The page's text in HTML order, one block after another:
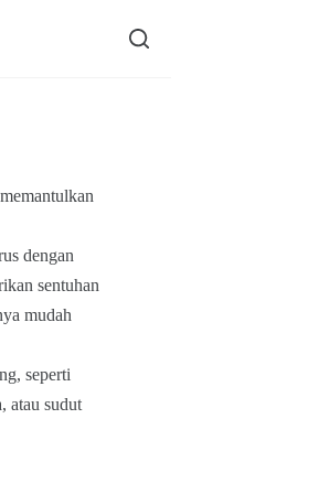
dengan
sentuhan
mudah
seperti
atau sudut